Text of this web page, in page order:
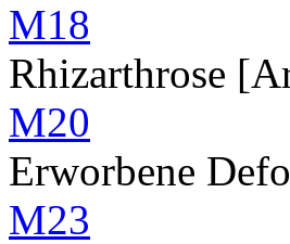
M18
Rhizarthrose
M20
Erworbene
M23